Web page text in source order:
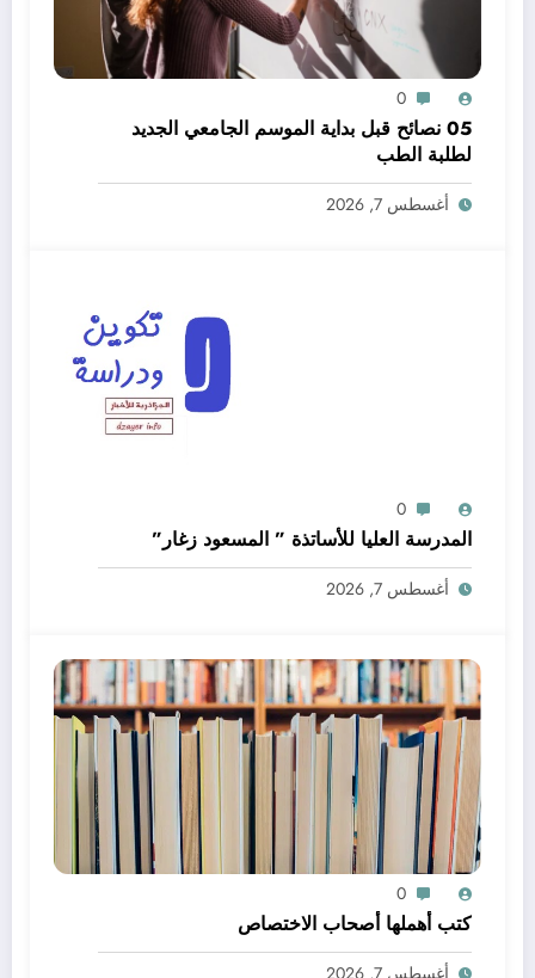
0
05 نصائح قبل بداية الموسم الجامعي الجديد
لطلبة الطب
أغسطس 7, 2026
0
المدرسة العليا للأساتذة ” المسعود زغار”
أغسطس 7, 2026
0
كتب أهملها أصحاب الاختصاص